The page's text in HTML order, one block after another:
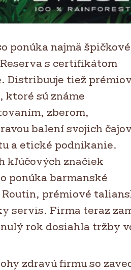
ponúka najmä špičkové
s certifikátom
Distribuuje tiež
ktoré sú známe
zberom,
balení svojich čajov
a etické podnikanie.
kľúčových značiek
ponúka barmanské
prémiové
servis. Firma teraz
rok dosiahla tržby
zdravú firmu so